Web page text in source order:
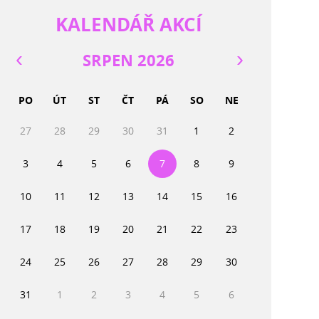
KALENDÁŘ AKCÍ
SRPEN 2026
PO ÚT ST ČT PÁ SO NE
27 28 29 30 31 1 2
3 4 5 6 7 8 9
10 11 12 13 14 15 16
17 18 19 20 21 22 23
24 25 26 27 28 29 30
31 1 2 3 4 5 6